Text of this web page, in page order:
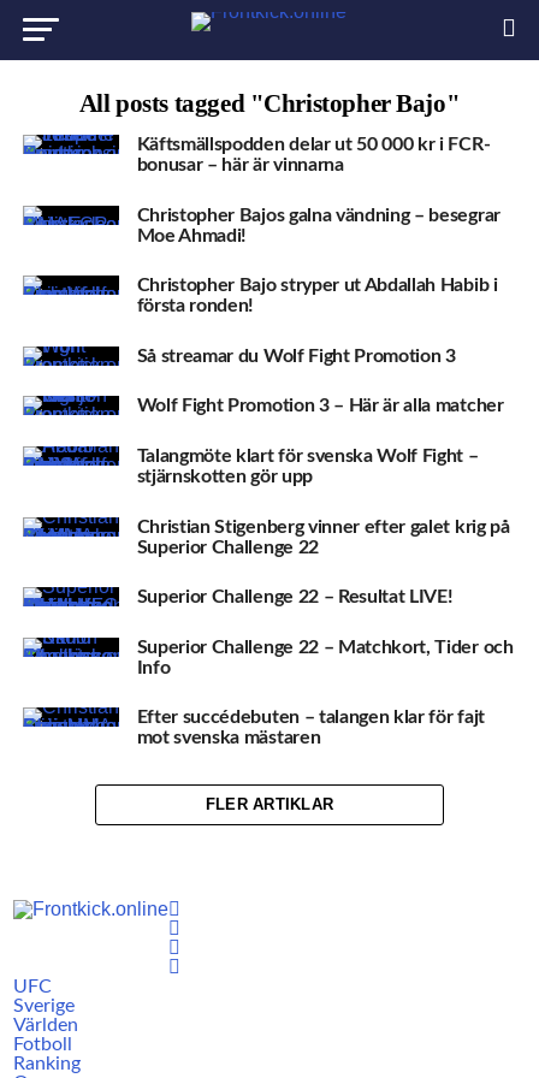
All posts tagged "Christopher Bajo"
Käftsmällspodden delar ut 50 000 kr i FCR-
bonusar – här är vinnarna
Christopher Bajos galna vändning – besegrar
Moe Ahmadi!
Christopher Bajo stryper ut Abdallah Habib i
första ronden!
Så streamar du Wolf Fight Promotion 3
Wolf Fight Promotion 3 – Här är alla matcher
Talangmöte klart för svenska Wolf Fight –
stjärnskotten gör upp
Christian Stigenberg vinner efter galet krig på
Superior Challenge 22
Superior Challenge 22 – Resultat LIVE!
Superior Challenge 22 – Matchkort, Tider och
Info
Efter succédebuten – talangen klar för fajt
mot svenska mästaren
FLER ARTIKLAR
UFC
Sverige
Världen
Fotboll
Ranking